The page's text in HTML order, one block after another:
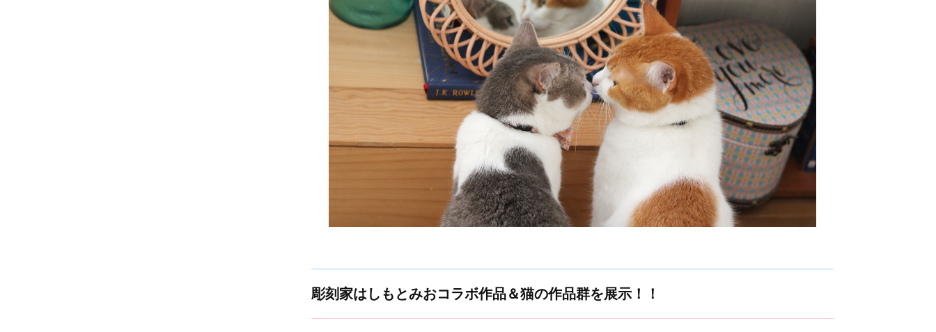
彫刻家はしもとみおコラボ作品＆猫の作品群を展示！！